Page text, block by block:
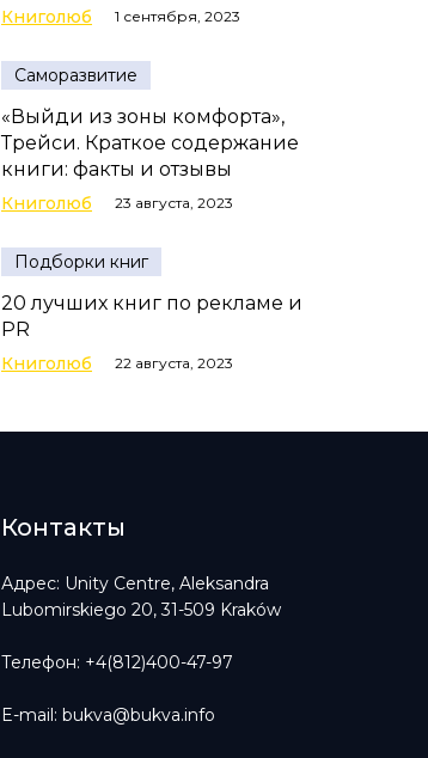
Книголюб 1 сентября, 2023
Саморазвитие
«Выйди из зоны комфорта»,
Трейси. Краткое содержание
книги: факты и отзывы
Книголюб 23 августа, 2023
Подборки книг
20 лучших книг по рекламе и
PR
Книголюб 22 августа, 2023
Контакты
Адрес: Unity Centre, Aleksandra
Lubomirskiego 20, 31-509 Kraków
Телефон: +4(812)400-47-97
E-mail: bukva@bukva.info